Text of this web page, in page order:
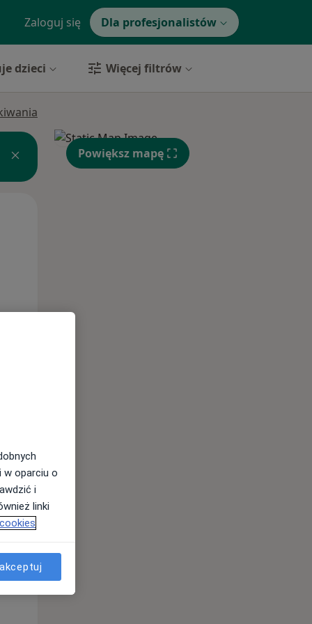
Zaloguj się Dla profesjonalistów
dzieci Więcej filtrów
Wt,
11 Sie
Powiększ mapę
w oparciu o
i
linki